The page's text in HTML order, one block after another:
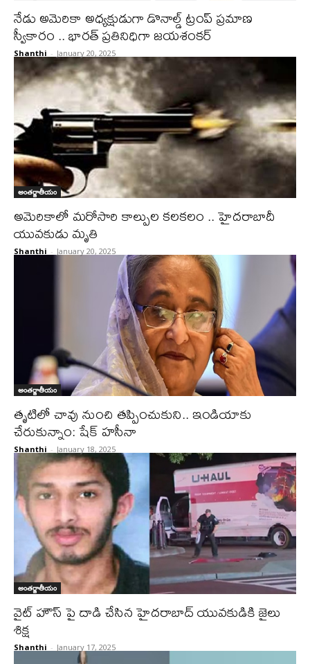
నేడు అమెరికా అధ్యక్షుడుగా డొనాల్డ్ ట్రంప్ ప్రమాణ
స్వీకారం .. భారత్ ప్రతినిధిగా జయశంకర్
Shanthi - January 20, 2025
అంతర్జాతీయం
అమెరికాలో మరోసారి కాల్పుల కలకలం .. హైదరాబాదీ
యువకుడు మృతి
Shanthi - January 20, 2025
అంతర్జాతీయం
తృటిలో చావు నుంచి తప్పించుకుని.. ఇండియాకు
చేరుకున్నాం: షేక్ హసీనా
Shanthi - January 18, 2025
అంతర్జాతీయం
వైట్ హౌస్ పై దాడి చేసిన హైదరాబాద్ యువకుడికి జైలు
శిక్ష
Shanthi - January 17, 2025